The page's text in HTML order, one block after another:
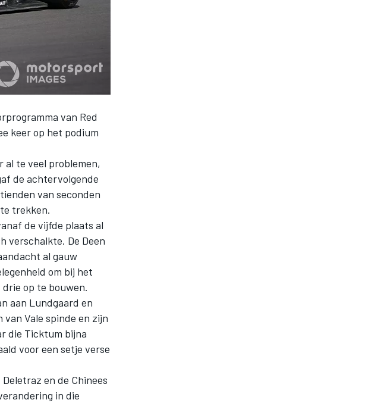
van Red
keer op het podium
al te veel problemen,
de achtervolgende
van seconden
trekken.
de vijfde plaats al
verschalkte. De Deen
al gauw
om bij het
op te bouwen.
aan Lundgaard en
Vale spinde en zijn
die Ticktum bijna
voor een setje verse
en de Chinees
in die